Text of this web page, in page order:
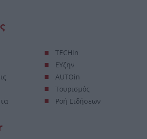
TECHin
ΕΥζην
AUTOin
Τουρισμός
Ροή Ειδήσεων